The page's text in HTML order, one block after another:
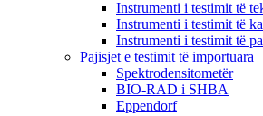
Instrumenti i testimit të
Instrumenti i testimit të
Instrumenti i testimit të
Pajisjet e testimit të importuara
Spektrodensitometër
BIO-RAD i SHBA
Eppendorf